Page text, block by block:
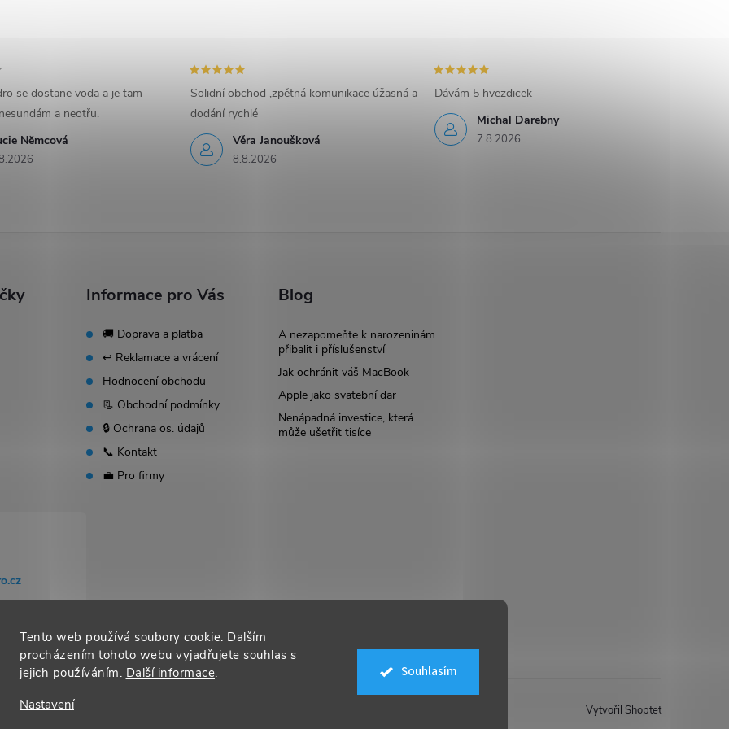
Tento web používá soubory cookie. Dalším
procházením tohoto webu vyjadřujete souhlas s
jejich používáním. Další informace.
Nastavení
Souhlasím
Nĕmcová
se dostane voda a je tam
a neotřu.
Věra Janoušková
8.8.2026
Solidní obchod ,zpětná komunikace úžasná a
dodání rychlé
Michal Darebny
7.8.2026
Dávám 5 hvezdicek
Informace pro Vás
🚚 Doprava a platba
↩️ Reklamace a vrácení
Hodnocení obchodu
📃 Obchodní podmínky
🔒 Ochrana os. údajů
📞 Kontakt
💼 Pro firmy
Blog
A nezapomeňte k narozeninám
přibalit i příslušenství
Jak ochránit váš MacBook
Apple jako svatební dar
Nenápadná investice, která
může ušetřit tisíce
Vytvořil Shoptet
cookies